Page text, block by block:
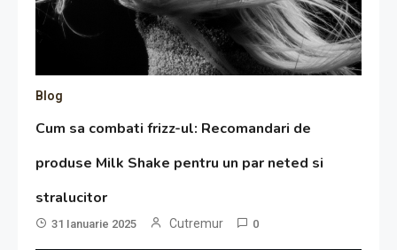
Blog
Cum sa combati frizz-ul: Recomandari de
produse Milk Shake pentru un par neted si
stralucitor
31 Ianuarie 2025 Cutremur 0